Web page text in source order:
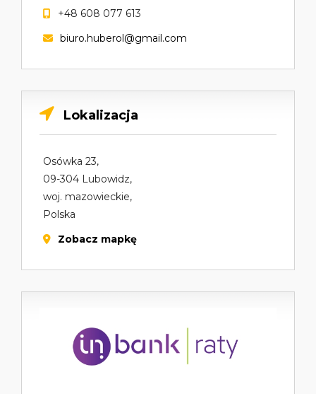
+48 608 077 613
biuro.huberol@gmail.com
Lokalizacja
Osówka 23,
09-304 Lubowidz,
woj. mazowieckie,
Polska
Zobacz mapkę